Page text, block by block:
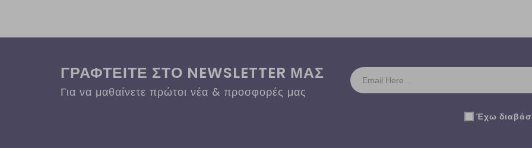
ΓΡΑΦΤΕΙΤΕ ΣΤΟ NEWSLETTER ΜΑΣ
Για να μαθαίνετε πρώτοι νέα & προσφορές μας
Έχω